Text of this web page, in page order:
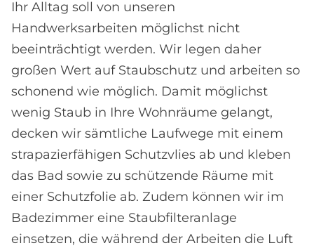
Ihr Alltag soll von unseren
Handwerksarbeiten möglichst nicht
beeinträchtigt werden. Wir legen daher
großen Wert auf Staubschutz und arbeiten so
schonend wie möglich. Damit möglichst
wenig Staub in Ihre Wohnräume gelangt,
decken wir sämtliche Laufwege mit einem
strapazierfähigen Schutzvlies ab und kleben
das Bad sowie zu schützende Räume mit
einer Schutzfolie ab. Zudem können wir im
Badezimmer eine Staubfilteranlage
einsetzen, die während der Arbeiten die Luft